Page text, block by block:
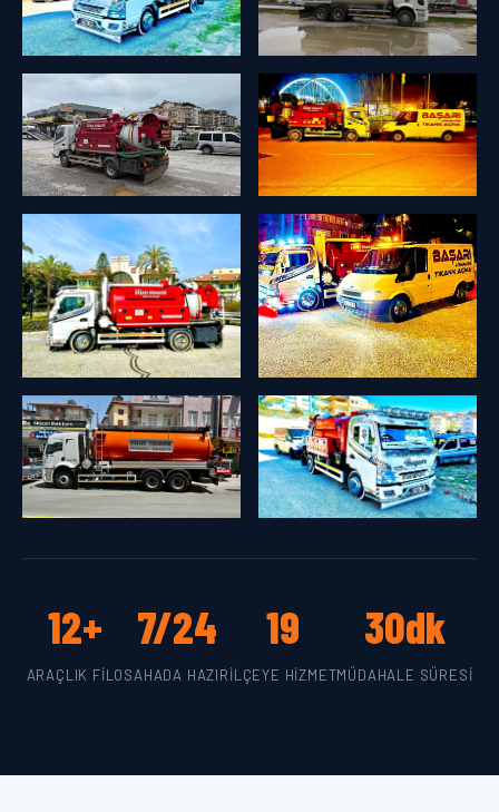
12+
ARAÇLIK FILO
7/24
SAHADA HAZIR
19
İLÇEYE HIZMET
30dk
MÜDAHALE SÜRESI